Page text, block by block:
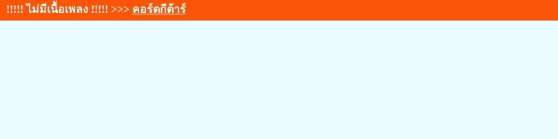
!!!!! ไม่มีเนื้อเพลง !!!!! >>> คอร์ดกีต้าร์